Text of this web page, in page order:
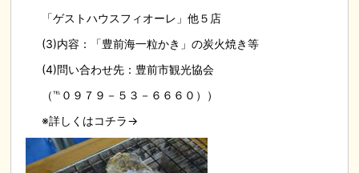
「ゲストハウスフィオーレ」他５店
(3)内容：「豊前海一粒かき」の炭火焼き等
(4)問い合わせ先：豊前市観光協会
（℡０９７９－５３－６６６０））
※詳しくはコチラ→